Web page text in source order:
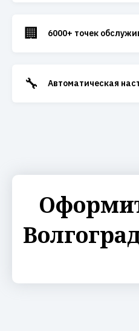
🏢 6000+ точек
🔧 Автоматическая